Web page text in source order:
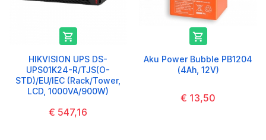

HIKVISION UPS DS-
UPS01K24-R/TJS(O-
STD)/EU/IEC (Rack/Tower,
LCD, 1000VA/900W)
€ 547,16

Aku Power Bubble PB1204
(4Ah, 12V)
€ 13,50